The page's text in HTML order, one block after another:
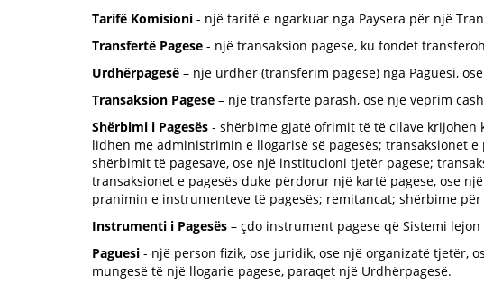
Tarifë Komisioni - një tarifë e ngarkuar nga Paysera për një
Transfertë Pagese - një transaksion pagese, ku fondet
Urdhërpagesë – një urdhër (transferim pagese) nga Paguesi,
Transaksion Pagese – një transfertë parash, ose një veprim
Shërbimi i Pagesës - shërbime gjatë ofrimit të të cilave
lidhen me administrimin e llogarisë së pagesës; transaksionet
shërbimit të pagesave, ose një institucioni tjetër pagese;
transaksionet e pagesës duke përdorur një kartë pagese, ose
pranimin e instrumenteve të pagesës; remitancat; shërbime
Instrumenti i Pagesës – çdo instrument pagese që Sistemi
Paguesi - një person fizik, ose juridik, ose një organizatë tjetër,
mungesë të një llogarie pagese, paraqet një Urdhërpagesë.